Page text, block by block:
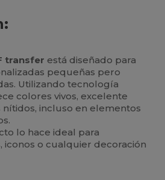
transfer está diseñado para
pequeñas pero
Utilizando tecnología
colores vivos, excelente
incluso en elementos
lo hace ideal para
iconos o cualquier decoración